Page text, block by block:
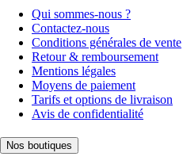
Qui sommes-nous ?
Contactez-nous
Conditions générales de vente
Retour & remboursement
Mentions légales
Moyens de paiement
Tarifs et options de livraison
Avis de confidentialité
Nos boutiques